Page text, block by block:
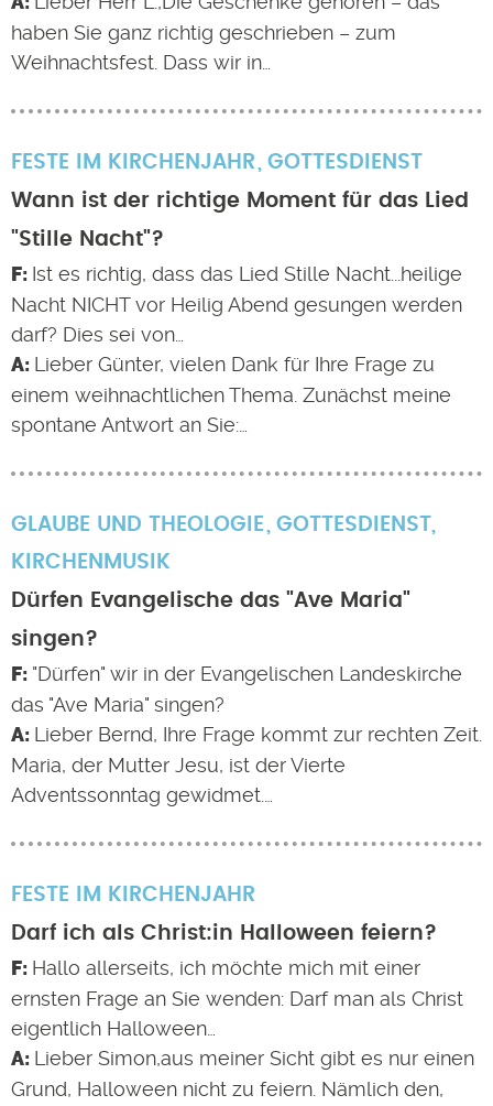
haben Sie ganz richtig geschrieben – zum
Weihnachtsfest. Dass wir in…
FESTE IM KIRCHENJAHR
GOTTESDIENST
Wann ist der richtige Moment für das Lied
"Stille Nacht"?
Ist es richtig, dass das Lied Stille Nacht...heilige
Nacht NICHT vor Heilig Abend gesungen werden
darf? Dies sei von…
Lieber Günter, vielen Dank für Ihre Frage zu
einem weihnachtlichen Thema. Zunächst meine
spontane Antwort an Sie:…
GLAUBE UND THEOLOGIE GOTTESDIENST,
KIRCHENMUSIK
Dürfen Evangelische das "Ave Maria"
singen?
"Dürfen" wir in der Evangelischen Landeskirche
das "Ave Maria" singen?
Lieber Bernd, Ihre Frage kommt zur rechten Zeit.
Maria, der Mutter Jesu, ist der Vierte
Adventssonntag gewidmet.…
FESTE IM KIRCHENJAHR
Darf ich als Christ:in Halloween feiern?
Hallo allerseits, ich möchte mich mit einer
ernsten Frage an Sie wenden: Darf man als Christ
eigentlich Halloween…
Lieber Simon,aus meiner Sicht gibt es nur einen
Grund, Halloween nicht zu feiern. Nämlich den,